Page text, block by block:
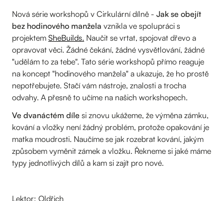
Nová série workshopů v Cirkulární dílně - Jak se obejít
bez hodinového manžela vznikla ve spolupráci s
projektem SheBuilds. Naučit se vrtat, spojovat dřevo a
opravovat věci. Žádné čekání, žádné vysvětlování, žádné
"udělám to za tebe". Tato série workshopů přímo reaguje
na koncept "hodinového manžela" a ukazuje, že ho prostě
nepotřebujete. Stačí vám nástroje, znalosti a trocha
odvahy. A přesně to učíme na našich workshopech.
Ve dvanáctém díle si znovu ukážeme, že výměna zámku,
kování a vložky není žádný problém, protože opakování je
matka moudrosti. Naučíme se jak rozebrat kování, jakým
způsobem vyměnit zámek a vložku. Řekneme si jaké máme
typy jednotlivých dílů a kam si zajít pro nové.
Lektor: Oldřich